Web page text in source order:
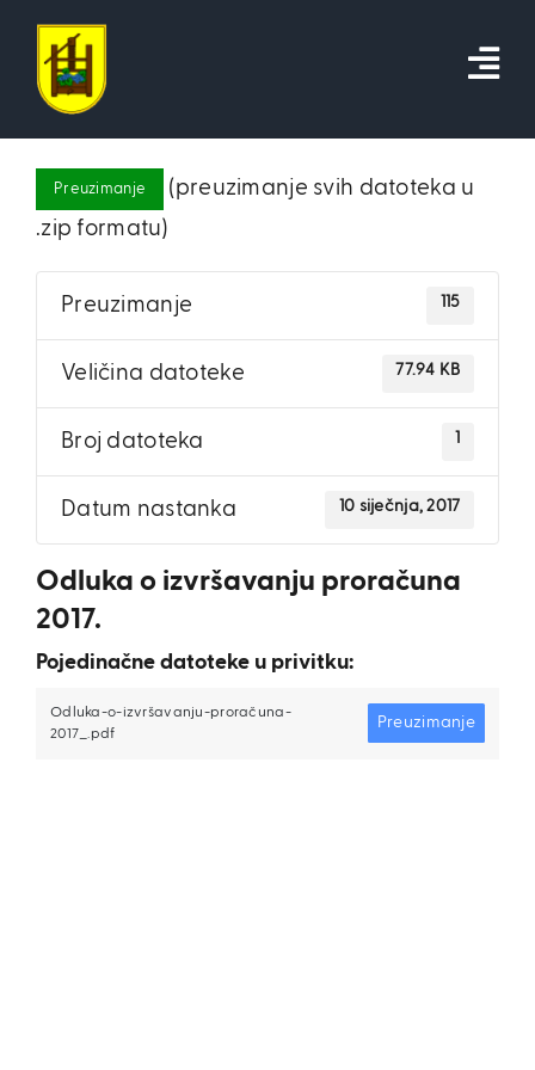
content
Preuzimanje
(preuzimanje svih datoteka u
.zip formatu)
Preuzimanje 115
Veličina datoteke 77.94 KB
Broj datoteka 1
Datum nastanka 10 siječnja, 2017
Odluka o izvršavanju proračuna
2017.
Pojedinačne datoteke u privitku:
Odluka-o-izvršavanju-proračuna-
2017_.pdf
Preuzimanje